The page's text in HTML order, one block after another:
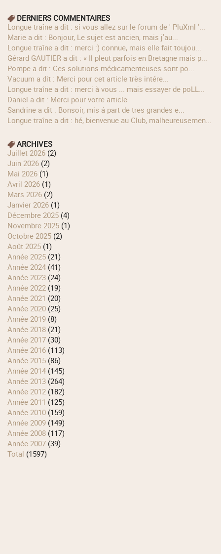
DERNIERS COMMENTAIRES
longue traîne a dit : si vous allez sur le forum de ' PluXml '...
Marie a dit : Bonjour, Le sujet est ancien, mais j'au...
longue traîne a dit : merci :) connue, mais elle fait toujou...
Gérard GAUTIER a dit : « Il pleut parfois en Bretagne mais p...
Pompe a dit : Ces solutions médicamenteuses sont po...
Vacuum a dit : Merci pour cet article très intére...
longue traîne a dit : merci à vous ... mais essayer de poLL...
Daniel a dit : Merci pour votre article
Sandrine a dit : Bonsoir, mis á part de tres grandes e...
longue traîne a dit : hé, bienvenue au Club, malheureusemen...
ARCHIVES
juillet 2026 (2)
juin 2026 (2)
mai 2026 (1)
avril 2026 (1)
mars 2026 (2)
janvier 2026 (1)
décembre 2025 (4)
novembre 2025 (1)
octobre 2025 (2)
août 2025 (1)
année 2025 (21)
année 2024 (41)
année 2023 (24)
année 2022 (19)
année 2021 (20)
année 2020 (25)
année 2019 (8)
année 2018 (21)
année 2017 (30)
année 2016 (113)
année 2015 (86)
année 2014 (145)
année 2013 (264)
année 2012 (182)
année 2011 (125)
année 2010 (159)
année 2009 (149)
année 2008 (117)
année 2007 (39)
total (1597)